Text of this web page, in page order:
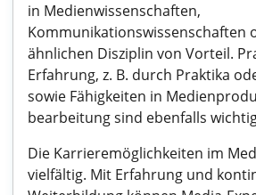
in Medienwissenschaften,
Kommunikationswissenschaften
ähnlichen Disziplin von Vorteil.
Erfahrung, z. B. durch Praktika
sowie Fähigkeiten in
bearbeitung sind ebenfalls
Die Karrieremöglichkeiten im
vielfältig. Mit Erfahrung und